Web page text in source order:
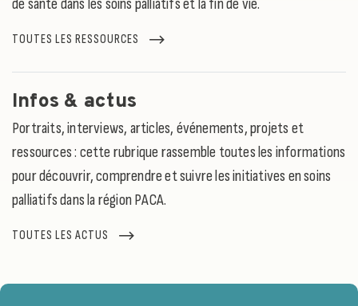
de santé dans les soins palliatifs et la fin de vie.
TOUTES LES RESSOURCES
Infos & actus
Portraits, interviews, articles, événements, projets et
ressources : cette rubrique rassemble toutes les informations
pour découvrir, comprendre et suivre les initiatives en soins
palliatifs dans la région PACA.
TOUTES LES ACTUS